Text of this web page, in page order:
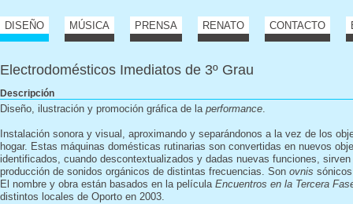
DISEÑO MÚSICA PRENSA RENATO CONTACTO
Electrodomésticos Imediatos de 3º Grau
Descripción
Diseño, ilustración y promoción gráfica de la performance.
Instalación sonora y visual, aproximando y separándonos a la vez de los
hogar. Estas máquinas domésticas rutinarias son convertidas en nuevos
identificados, cuando descontextualizados y dadas nuevas funciones,
producción de sonidos orgánicos de distintas frecuencias. Son ovnis
El nombre y obra están basados en la película Encuentros en la Tercera
distintos locales de Oporto en 2003.